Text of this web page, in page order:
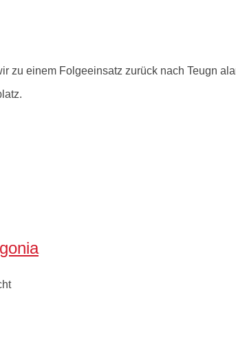
zu einem Folgeeinsatz zurück nach Teugn